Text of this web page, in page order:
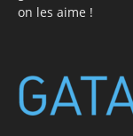
on les aime !